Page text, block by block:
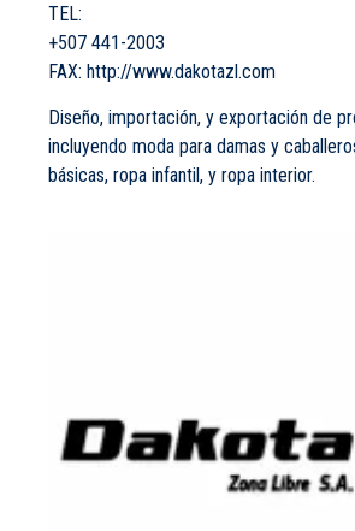
TEL:
+507 441-2003
FAX: http://www.dakotazl.com
Diseño, importación, y exportación de
incluyendo moda para damas y
básicas, ropa infantil, y ropa interior.